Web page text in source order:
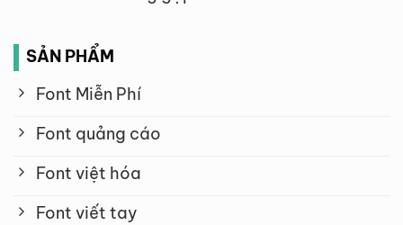
SẢN PHẨM
Font Miễn Phí
Font quảng cáo
Font việt hóa
Font viết tay